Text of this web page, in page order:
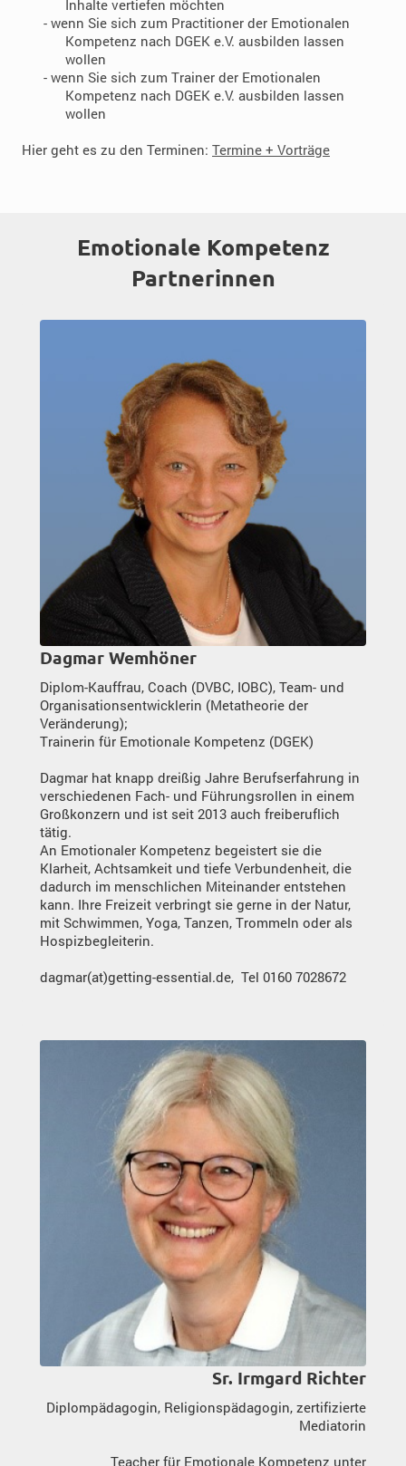
Inhalte vertiefen möchten
- wenn Sie sich zum Practitioner der Emotionalen
Kompetenz nach DGEK e.V. ausbilden lassen
wollen
- wenn Sie sich zum Trainer der Emotionalen
Kompetenz nach DGEK e.V. ausbilden lassen
wollen
Hier geht es zu den Terminen: Termine + Vorträge
Emotionale Kompetenz
Partnerinnen
Dagmar Wemhöner
Diplom-Kauffrau, Coach (DVBC, IOBC), Team- und
Organisationsentwicklerin (Metatheorie der
Veränderung);
Trainerin für Emotionale Kompetenz (DGEK)
Dagmar hat knapp dreißig Jahre Berufserfahrung in
verschiedenen Fach- und Führungsrollen in einem
Großkonzern und ist seit 2013 auch freiberuflich
tätig.
An Emotionaler Kompetenz begeistert sie die
Klarheit, Achtsamkeit und tiefe Verbundenheit, die
dadurch im menschlichen Miteinander entstehen
kann. Ihre Freizeit verbringt sie gerne in der Natur,
mit Schwimmen, Yoga, Tanzen, Trommeln oder als
Hospizbegleiterin.
dagmar(at)getting-essential.de, Tel 0160 7028672
Sr. Irmgard Richter
Diplompädagogin, Religionspädagogin, zertifizierte
Mediatorin
Teacher für Emotionale Kompetenz unter